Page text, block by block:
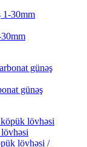
günəş
lövhəsi /